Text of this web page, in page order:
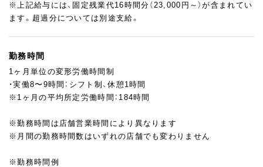
※上記給与には、固定残業代16時間分（23,000円～）が含まれてい
ます。超過分については別途支給。
勤務時間
1ヶ月単位の変形労働時間制
・実働8〜9時間：シフト制、休憩1時間
※1ヶ月の平均所定労働時間：184時間
※勤務時間は店舗営業時間により異なります
※月間の勤務時間数はいずれの店舗でも変わりません
※勤務時間例